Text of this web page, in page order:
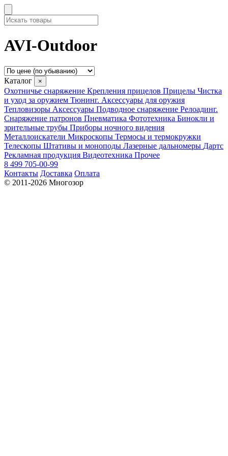
AVI-Outdoor
Каталог ×
Охотничье снаряжение Крепления прицелов Прицелы Чистка
и уход за оружием Тюнинг. Аксессуары для оружия
Тепловизоры Аксессуары Подводное снаряжение Релоадинг.
Снаряжение патронов Пневматика Фототехника Бинокли и
зрительные трубы Приборы ночного видения
Металлоискатели Микроскопы Термосы и термокружки
Телескопы Штативы и моноподы Лазерные дальномеры Дартс
Рекламная продукция Видеотехника Прочее
8 499 705-00-99
Контакты Доставка Оплата
© 2011-2026 Многозор